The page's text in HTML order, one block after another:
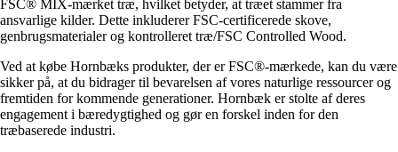
FSC® MIX-mærket træ, hvilket betyder, at træet stammer fra
ansvarlige kilder. Dette inkluderer FSC-certificerede skove,
genbrugsmaterialer og kontrolleret træ/FSC Controlled Wood.
Ved at købe Hornbæks produkter, der er FSC®-mærkede, kan du være
sikker på, at du bidrager til bevarelsen af vores naturlige ressourcer og
fremtiden for kommende generationer. Hornbæk er stolte af deres
engagement i bæredygtighed og gør en forskel inden for den
træbaserede industri.